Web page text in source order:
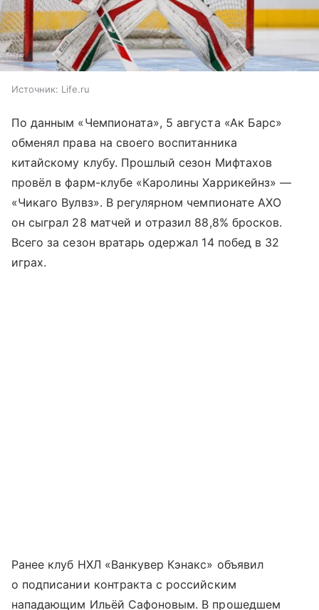
Источник: Life.ru
По данным «Чемпионата», 5 августа «Ак Барс»
обменял права на своего воспитанника
китайскому клубу. Прошлый сезон Мифтахов
провёл в фарм-клубе «Каролины Харрикейнз» —
«Чикаго Вулвз». В регулярном чемпионате АХО
он сыграл 28 матчей и отразил 88,8% бросков.
Всего за сезон вратарь одержал 14 побед в 32
играх.
Ранее клуб НХЛ «Ванкувер Кэнакс» объявил
о подписании контракта с российским
нападающим Ильёй Сафоновым. В прошедшем